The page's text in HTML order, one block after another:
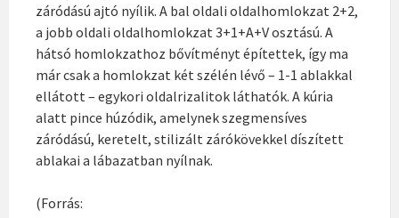
záródású ajtó nyílik. A bal oldali oldalhomlokzat 2+2,
a jobb oldali oldalhomlokzat 3+1+A+V osztású. A
hátsó homlokzathoz bővítményt építettek, így ma
már csak a homlokzat két szélén lévő – 1-1 ablakkal
ellátott – egykori oldalrizalitok láthatók. A kúria
alatt pince húzódik, amelynek szegmensíves
záródású, keretelt, stilizált zárókövekkel díszített
ablakai a lábazatban nyílnak.
(Forrás: